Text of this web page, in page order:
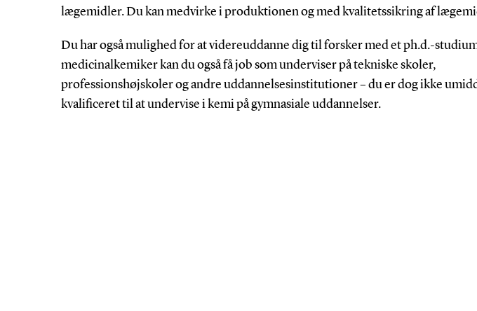
lægemidler. Du kan medvirke i produktionen og med kvalitetssikring af
Du har også mulighed for at videreuddanne dig til forsker med et ph.d.-
medicinalkemiker kan du også få job som underviser på tekniske skoler,
professionshøjskoler og andre uddannelsesinstitutioner – du er dog ikke
kvalificeret til at undervise i kemi på gymnasiale uddannelser.